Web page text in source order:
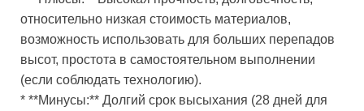
относительно низкая стоимость материалов,
возможность использовать для больших перепадов
высот, простота в самостоятельном выполнении
(если соблюдать технологию).
* **Минусы:** Долгий срок высыхания (28 дней для